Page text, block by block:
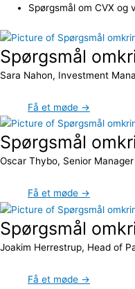
Spørgsmål om CVX og
Spørgsmål
Sara Nahon, Investment
Få et møde →
Spørgsmål
Oscar Thybo, Senior
Få et møde →
Spørgsmål
Joakim Herrestrup, Head of
Få et møde →